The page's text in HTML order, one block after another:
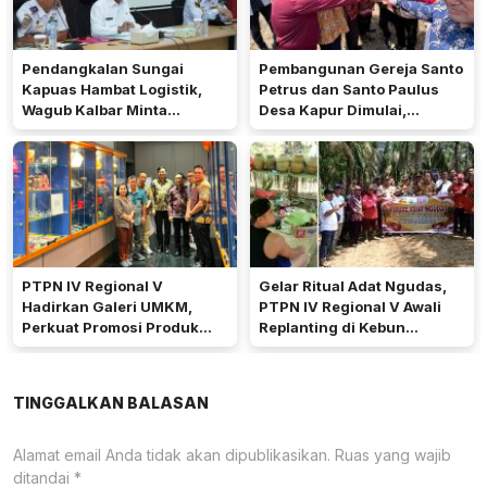
Pendangkalan Sungai
Kapuas Hambat Logistik,
Wagub Kalbar Minta
Pengerukan Diprioritaskan
Pembangunan Gereja Santo
Petrus dan Santo Paulus
Desa Kapur Dimulai,
Pemkab Kubu Raya Siapkan
Akses Jalan
PTPN IV Regional V
Hadirkan Galeri UMKM,
Perkuat Promosi Produk
Mitra Binaan Melalui Inovasi
Gelar Ritual Adat Ngudas,
PTPN IV Regional V Awali
Replanting di Kebun
Kembayan
TINGGALKAN BALASAN
Alamat email Anda tidak akan dipublikasikan. Ruas yang wajib
ditandai *